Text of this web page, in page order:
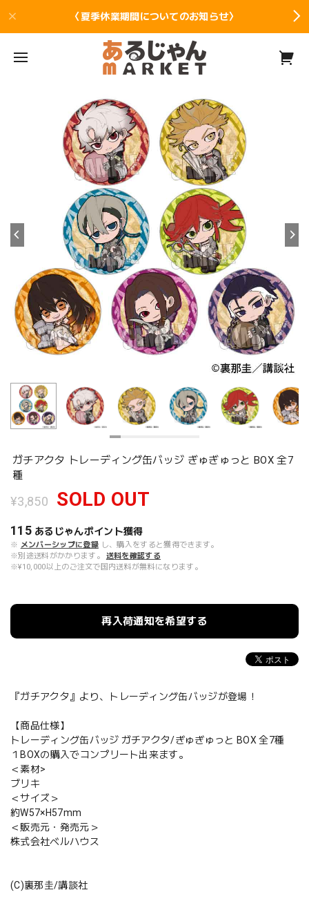
〈夏季休業期間についてのお知らせ〉
ガチアクタ トレーディング缶バッジ ぎゅぎゅっと BOX 全7
種
¥3,850 SOLD OUT
115 あるじゃんポイント獲得
※ メンバーシップに登録 し、購入をすると獲得できます。
※別途送料がかかります。
送料を確認する
※¥10,000以上のご注文で国内送料が無料になります。
再入荷通知を希望する
『ガチアクタ』より、トレーディング缶バッジが登場！
【商品仕様】
トレーディング缶バッジ ガチアクタ/ぎゅぎゅっと BOX 全7種
１BOXの購入でコンプリート出来ます。
＜素材>
ブリキ
＜サイズ＞
約W57×H57mm
＜販売元・発売元＞
株式会社ベルハウス
(C)裏那圭/講談社